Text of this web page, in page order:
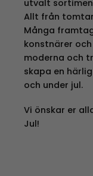
utvalt
Allt från
Många
konstnärer
moderna och
skapa en
och under jul.
Vi önskar er
Jul!